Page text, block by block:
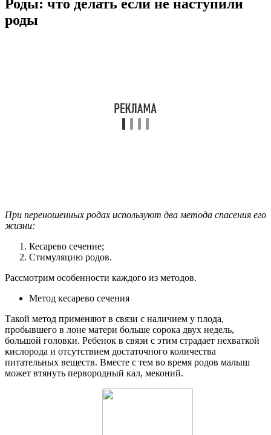
Роды: что делать если не наступили
роды
При переношенных родах используют два метода спасения его
жизни:
Кесарево сечение;
Стимуляцию родов.
Рассмотрим особенности каждого из методов.
Метод кесарево сечения
Такой метод применяют в связи с наличием у плода,
пробывшего в лоне матери больше сорока двух недель,
большой головки. Ребенок в связи с этим страдает нехваткой
кислорода и отсутствием достаточного количества
питательных веществ. Вместе с тем во время родов малыш
может втянуть первородный кал, меконий.